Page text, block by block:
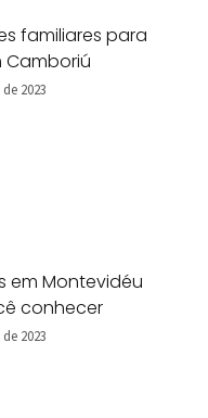
familiares para
Camboriú
2023
em Montevidéu
conhecer
2023